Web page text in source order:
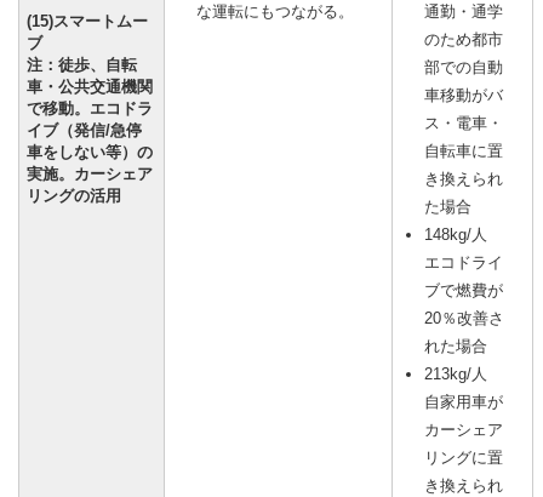
(15)スマートムー
ブ
注：徒歩、自転
車・公共交通機関
で移動。エコドラ
イブ（発信/急停
車をしない等）の
実施。カーシェア
リングの活用
な運転にもつながる。
通勤・通学
のため都市
部での自動
車移動がバ
ス・電車・
自転車に置
き換えられ
た場合
148kg/人
エコドライ
ブで燃費が
20％改善さ
れた場合
213kg/人
自家用車が
カーシェア
リングに置
き換えられ